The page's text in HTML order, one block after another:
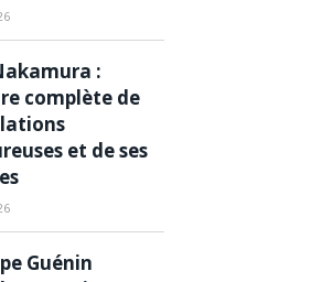
:
complète de
et de ses
Guénin